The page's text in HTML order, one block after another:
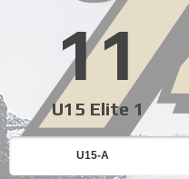
11
U15 Elite 1
U15-A